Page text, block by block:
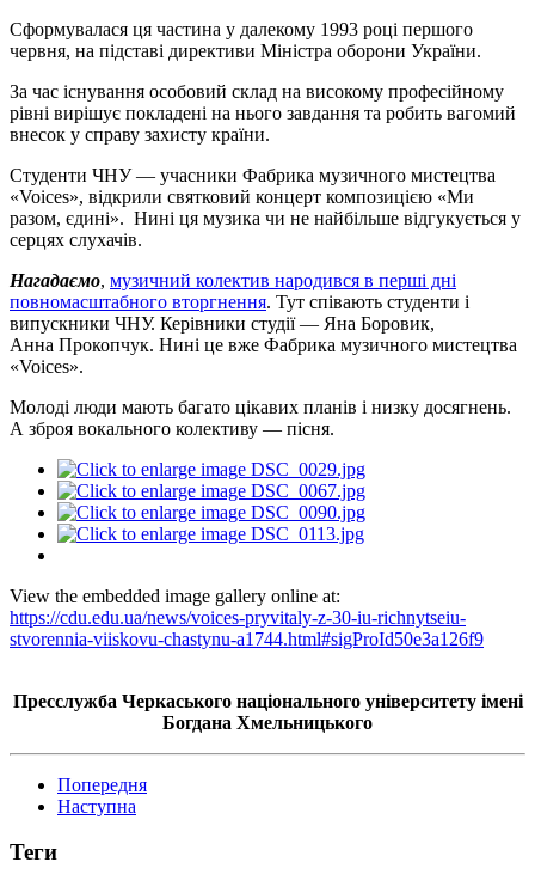
Сформувалася ця частина у далекому 1993 році першого
червня, на підставі директиви Міністра оборони України.
За час існування особовий склад на високому професійному
рівні вирішує покладені на нього завдання та робить вагомий
внесок у справу захисту країни.
Студенти ЧНУ — учасники Фабрика музичного мистецтва
«Voices», відкрили святковий концерт композицією «Ми
разом, єдині». Нині ця музика чи не найбільше відгукується у
серцях слухачів.
Нагадаємо, музичний колектив народився в перші дні
повномасштабного вторгнення. Тут співають студенти і
випускники ЧНУ. Керівники студії — Яна Боровик,
Анна Прокопчук. Нині це вже Фабрика музичного мистецтва
«Voices».
Молоді люди мають багато цікавих планів і низку досягнень.
А зброя вокального колективу — пісня.
View the embedded image gallery online at:
https://cdu.edu.ua/news/voices-pryvitaly-z-30-iu-richnytseiu-
stvorennia-viiskovu-chastynu-a1744.html#sigProId50e3a126f9
Пресслужба Черкаського національного університету імені
Богдана Хмельницького
Попередня
Наступна
Теги